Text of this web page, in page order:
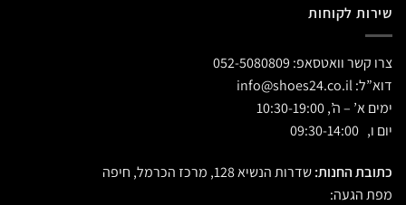
שירות לקוחות
צרו קשר וואטסאפ: 052-5080809
דוא”ל:
ימים א’ – ה’, 10:30-19:00
יום ו, 09:30-14:00
כתובת החנות:שדרות הנשיא 128, מרכז הכרמל, חיפה
מפת הגעה: